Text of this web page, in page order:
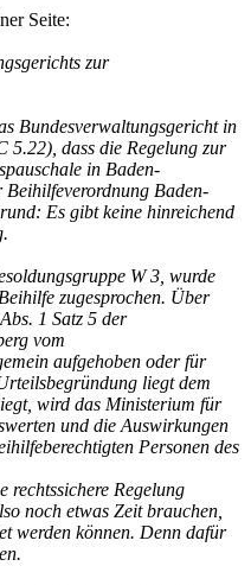
Seite:
zur
Bundesverwaltungsgericht in
5.22), dass die Regelung zur
in Baden-
Beihilfeverordnung Baden-
Es gibt keine hinreichend
W 3, wurde
zugesprochen. Über
1 Satz 5 der
vom
aufgehoben oder für
liegt dem
wird das Ministerium für
und die Auswirkungen
Personen des
rechtssichere Regelung
noch etwas Zeit brauchen,
werden können. Denn dafür